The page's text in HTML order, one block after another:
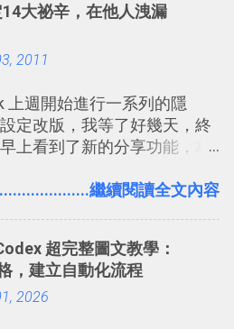
情，二方面事後就是最好的
一。 自訂地圖還能跟朋友共
彼此都能在手機上查看這次
教學文章： 把 Evernote 當
Kanbanote 筆記看板管理法
變身 Trello ！幫雲端硬碟
卻還沒有在電腦玩物上寫過
介紹！雖然錯過了幾年前第
Trello 的時機，但在這段時
使用方法，歸納出「 為什麼值
6/13 新增： 免費專案管理軟
難計畫簡單管理 13 種工具
增 ： 如何將 Trello 切換到繁
大祕辛，在他人洩漏
2011
上週開始進行一系列的隱
定改版，我等了好幾天，終
上看到了新的分享功能，相
分享功能與隱私設定。 嚴格來
一項很實用的設定是新增
可以 事先審查 朋友「標籤
，決定要不要讓其他朋友看
繼續閱讀全文內容
超完整圖文教學：
，建立自動化流程
2026